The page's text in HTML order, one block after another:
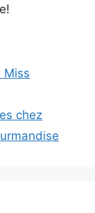
Miss
chez